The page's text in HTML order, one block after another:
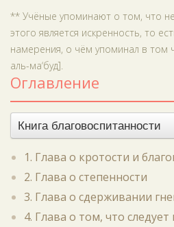
** Учёные упоминают о том, что
этого является искренность, то
намерения, о чём упоминал в том
аль-ма‘буд].
Оглавление
Книга благовоспитанности
1. Глава о кротости и
2. Глава о степенности
3. Глава о сдерживании
4. Глава о том, что